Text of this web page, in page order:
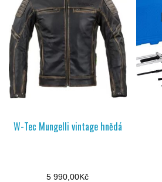
W-Tec Mungelli vintage hnědá
5 990,00Kč